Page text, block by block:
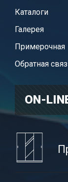
Каталоги
Галерея
Примерочная
Обратная
ON-